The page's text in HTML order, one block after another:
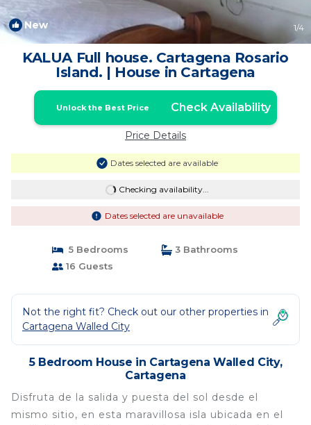
New 1/4
KALUA Full house. Cartagena Rosario
Island. | House in Cartagena
Unlock the Best Price Check Availability
Price Details
Dates selected are available
Checking availability...
Dates selected are unavailable
5 Bedrooms
3 Bathrooms
16 Guests
Not the right fit? Check out our other properties in
Cartagena Walled City
5 Bedroom House in Cartagena Walled City,
Cartagena
Disfruta de la salida y puesta del sol desde el
mismo sitio, en esta maravillosa isla ubicada en el